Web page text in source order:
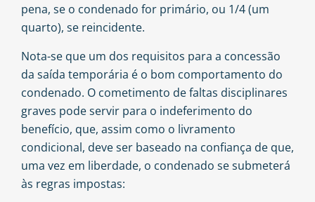
pena, se o condenado for primário, ou 1/4 (um
quarto), se reincidente.
Nota-se que um dos requisitos para a concessão
da saída temporária é o bom comportamento do
condenado. O cometimento de faltas disciplinares
graves pode servir para o indeferimento do
benefício, que, assim como o livramento
condicional, deve ser baseado na confiança de que,
uma vez em liberdade, o condenado se submeterá
às regras impostas: